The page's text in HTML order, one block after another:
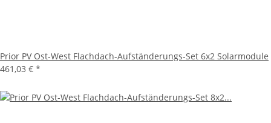
Prior PV Ost-West Flachdach-Aufständerungs-Set 6x2 Solarmodule
461,03 € *